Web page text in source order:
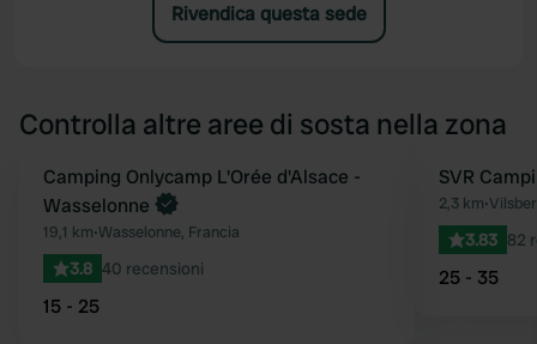
Rivendica questa sede
Controlla altre aree di sosta nella zona
Preferito
Prenota ora
Camping Onlycamp L'Orée d'Alsace -
Wasselonne
19,1 km•Wasselonne, Francia
3.8 40 recensioni
15 - 25
SVR
2,3 km•
3.83 82
25 - 35